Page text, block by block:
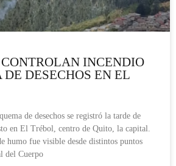
INCENDIO
DE DESECHOS EN EL
de desechos se registró la tarde de
en El Trébol, centro de Quito, la capital.
humo fue visible desde distintos puntos
del Cuerpo